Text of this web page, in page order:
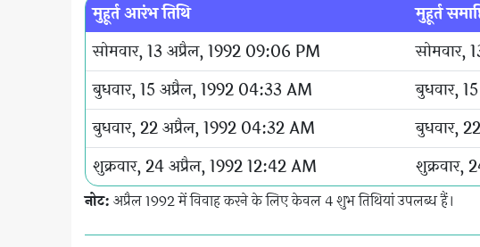
मुहूर्त आरंभ तिथि मुहूर्त
सोमवार, 13 अप्रैल, 1992 09:06 PM
सोमवार,
बुधवार, 15 अप्रैल, 1992 04:33 AM
बुधवार,
बुधवार, 22 अप्रैल, 1992 04:32 AM
बुधवार,
शुक्रवार, 24 अप्रैल, 1992 12:42 AM
शुक्रवार,
नोट: अप्रैल 1992 में विवाह करने के लिए केवल 4 शुभ तिथियां उपलब्ध हैं।